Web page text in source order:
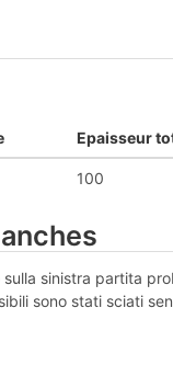
Epaisseur
100
sinistra partita
sono stati sciati